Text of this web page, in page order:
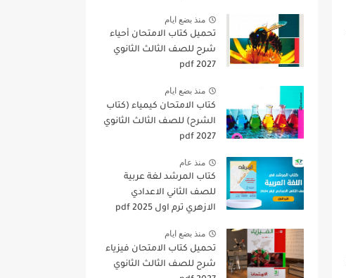
منذ بضع ايام
تحميل كتاب الامتحان أحياء
شرح للصف الثالث الثانوي
2027 pdf
منذ بضع ايام
كتاب الامتحان كيمياء (كتاب
الشرح) للصف الثالث الثانوي
pdf 2027
منذ عام
كتاب المرشد لغة عربية
للصف الثاني الاعدادي
الازهري ترم اول 2025 pdf
منذ بضع ايام
تحميل كتاب الامتحان فيزياء
شرح للصف الثالث الثانوي